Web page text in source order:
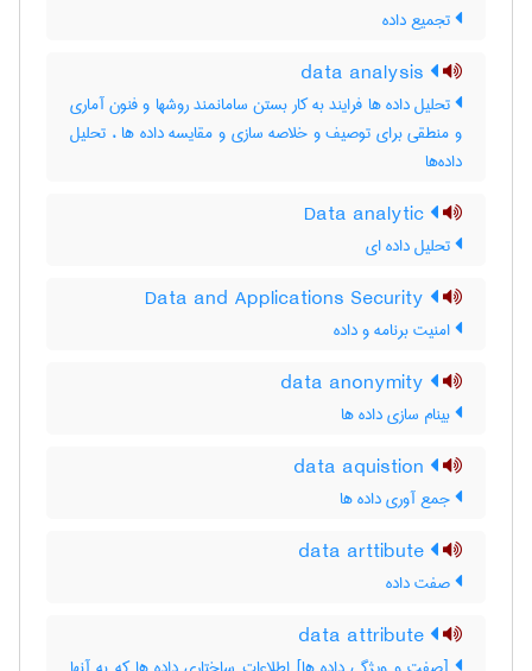
تجمیع داده
تحلیل داده ها فرایند به کار بستن سامانمند روشها و فنون آماری
و منطقی برای توصیف و خلاصه سازی و مقایسه داده ها ، تحلیل
داده‌ها
تحلیل داده ای
امنیت برنامه و داده
بینام سازی داده ها
جمع آوری داده ها
صفت داده